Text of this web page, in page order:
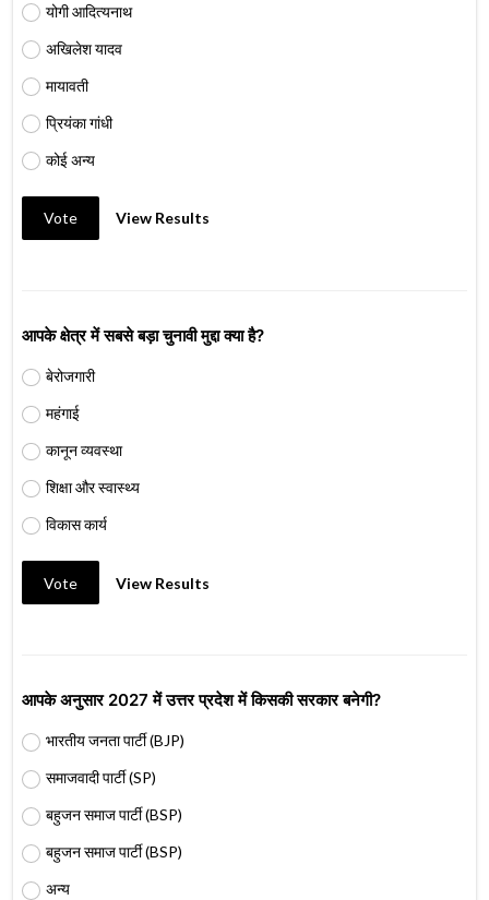
योगी आदित्यनाथ
अखिलेश यादव
मायावती
प्रियंका गांधी
कोई अन्य
Vote View Results
आपके क्षेत्र में सबसे बड़ा चुनावी मुद्दा क्या है?
बेरोजगारी
महंगाई
कानून व्यवस्था
शिक्षा और स्वास्थ्य
विकास कार्य
Vote View Results
आपके अनुसार 2027 में उत्तर प्रदेश में किसकी सरकार बनेगी?
भारतीय जनता पार्टी (BJP)
समाजवादी पार्टी (SP)
बहुजन समाज पार्टी (BSP)
बहुजन समाज पार्टी (BSP)
अन्य